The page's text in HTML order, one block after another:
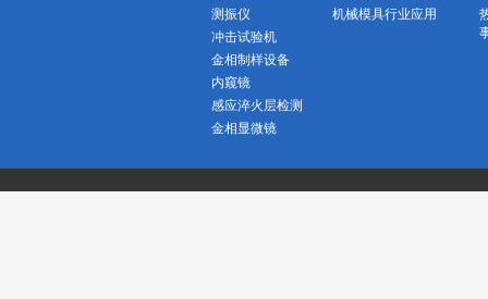
测振仪
冲击试验机
金相制样设备
内窥镜
感应淬火层检测
金相显微镜
机械模具行业应用